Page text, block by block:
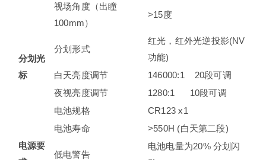
视场角度（出瞳
100mm）
>15度
分划光
标
分划形式
红光，红外光逆投影(NV
功能)
白天亮度调节
146000:1 20段可调
夜视亮度调节
1280:1 10段可调
电源要
电池规格
CR123 x1
电池寿命
>550H (白天第二段)
低电警告
电池电量为20% 分划闪